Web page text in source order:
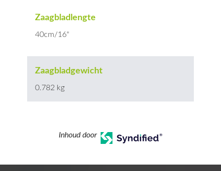
Zaagbladlengte
40cm/16"
Zaagbladgewicht
0.782 kg
Inhoud door